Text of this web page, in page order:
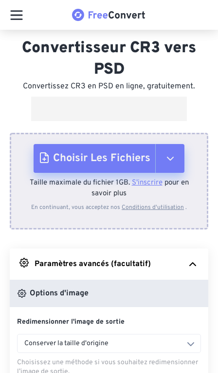
Convertisseur CR3 vers
PSD
Convertissez CR3 en PSD en ligne, gratuitement.
Choisir Les Fichiers
Depuis l'appareil
Depuis Google Drive
Depuis OneDrive
Depuis l'URL
Taille maximale du fichier 1GB.S'inscrirepour en
savoir plus
En continuant, vous acceptez nos Conditions d'utilisation .
Paramètres avancés (facultatif)
Options d'image
Redimensionner l'image de sortie
Conserver la taille d'origine
Choisissez une méthode si vous souhaitez redimensionner